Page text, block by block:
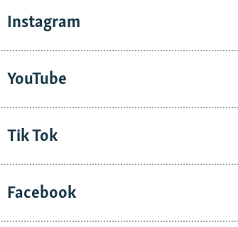
Instagram
YouTube
Tik Tok
Facebook